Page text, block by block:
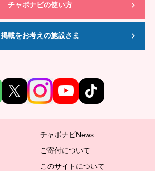
チャボナビの使い方
掲載をお考えの施設さま
チャボナビNews
ご寄付について
このサイトについて